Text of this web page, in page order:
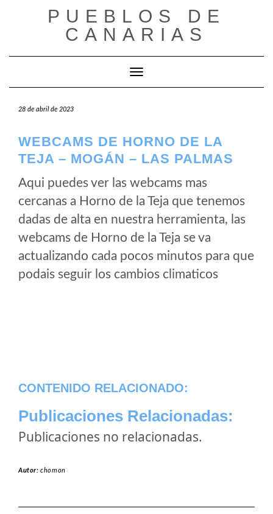
PUEBLOS DE
CANARIAS
Cambiar modo de navegación
28 de abril de 2023
WEBCAMS DE HORNO DE LA
TEJA – MOGÁN – LAS PALMAS
Aqui puedes ver las webcams mas
cercanas a Horno de la Teja que tenemos
dadas de alta en nuestra herramienta, las
webcams de Horno de la Teja se va
actualizando cada pocos minutos para que
podais seguir los cambios climaticos
CONTENIDO RELACIONADO:
Publicaciones Relacionadas:
Publicaciones no relacionadas.
Autor:chomon